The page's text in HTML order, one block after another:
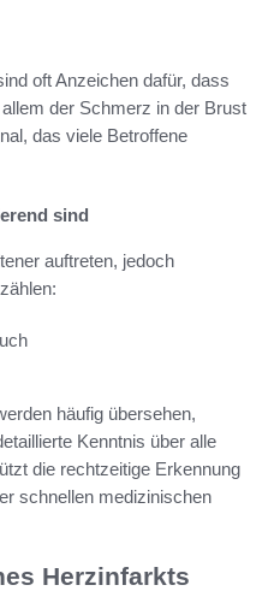
oft Anzeichen dafür, dass
der Schmerz in der Brust
das viele Betroffene
sind
auftreten, jedoch
häufig übersehen,
Kenntnis über alle
die rechtzeitige Erkennung
schnellen medizinischen
Herzinfarkts